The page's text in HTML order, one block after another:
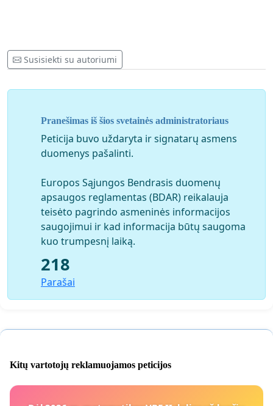
Peticiją palaikančių asmenų sąrašas pridedamas
Susisiekti su autoriumi
Pranešimas iš šios svetainės administratoriaus
Peticija buvo uždaryta ir signatarų asmens
duomenys pašalinti.
Europos Sąjungos Bendrasis duomenų
apsaugos reglamentas (BDAR) reikalauja
teisėto pagrindo asmeninės informacijos
saugojimui ir kad informacija būtų saugoma
kuo trumpesnį laiką.
218
Parašai
Kitų vartotojų reklamuojamos peticijos